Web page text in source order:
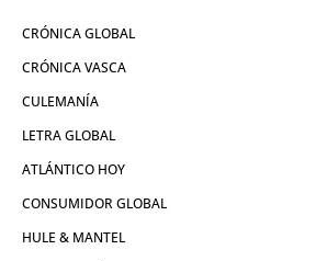
CRÓNICA GLOBAL
CRÓNICA VASCA
CULEMANÍA
LETRA GLOBAL
ATLÁNTICO HOY
CONSUMIDOR GLOBAL
HULE & MANTEL